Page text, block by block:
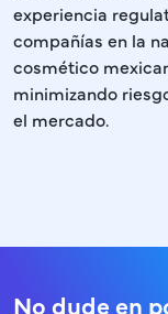
experiencia
compañías en la
cosmético
minimizando
el mercado.
No dude en